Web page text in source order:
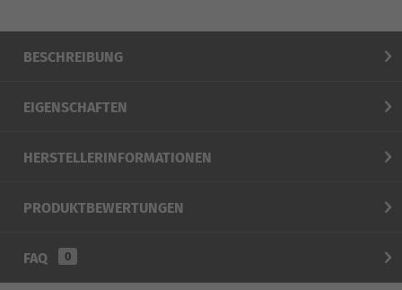
BESCHREIBUNG
EIGENSCHAFTEN
HERSTELLERINFORMATIONEN
PRODUKTBEWERTUNGEN
FAQ 0